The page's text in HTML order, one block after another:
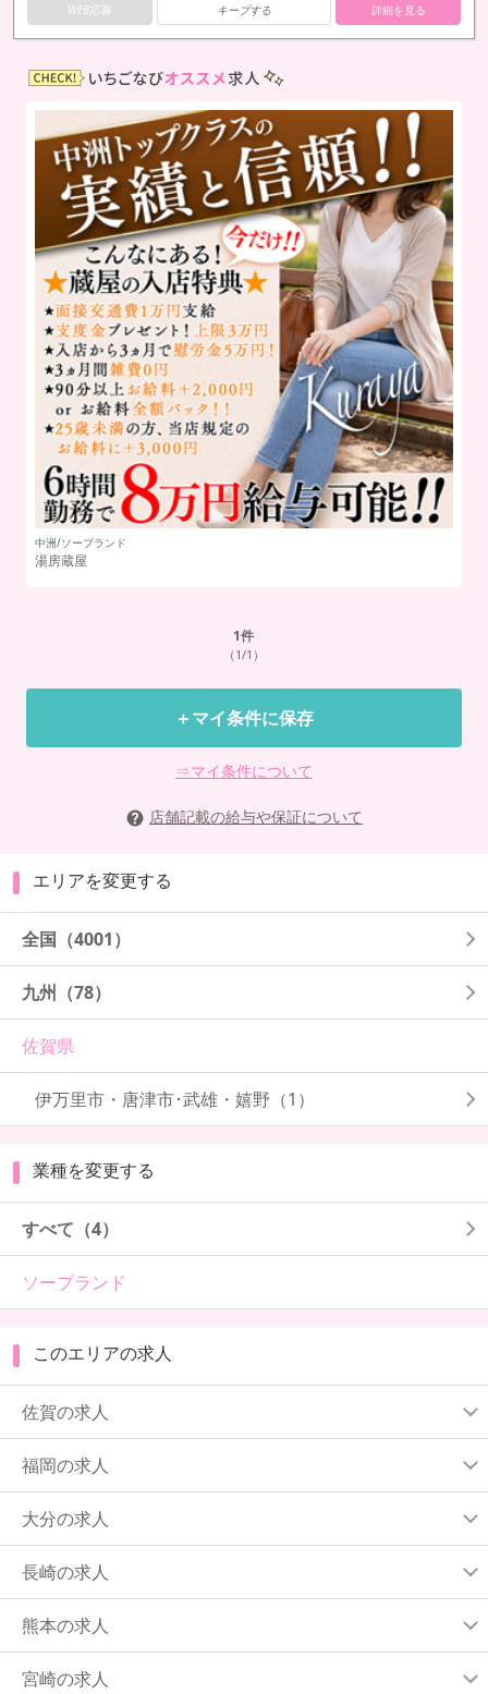
WEB応募 キープする 詳細を見る
中洲/ソープランド
湯房蔵屋
1件
（1/1）
＋マイ条件に保存
⇒マイ条件について
店舗記載の給与や保証について
エリアを変更する
全国 （4001）
九州 （78）
佐賀県
伊万里市・唐津市･武雄・嬉野 （1）
業種を変更する
すべて（4）
ソープランド
このエリアの求人
佐賀の求人
福岡の求人
大分の求人
長崎の求人
熊本の求人
宮崎の求人